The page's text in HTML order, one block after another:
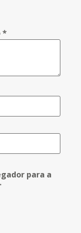
*
para a